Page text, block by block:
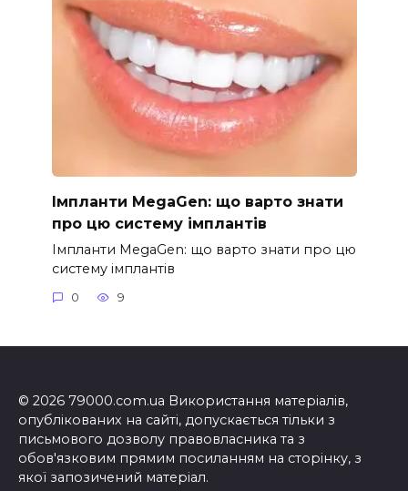
Імпланти MegaGen: що варто знати
про цю систему імплантів
Імпланти MegaGen: що варто знати про цю
систему імплантів
0 9
© 2026 79000.com.ua Використання матеріалів,
опублікованих на сайті, допускається тільки з
письмового дозволу правовласника та з
обов'язковим прямим посиланням на сторінку, з
якої запозичений матеріал.